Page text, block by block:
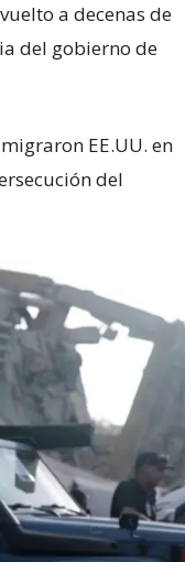
a decenas de
del gobierno de
EE.UU. en
del